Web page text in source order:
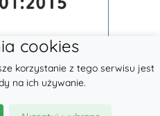
cookies
korzystanie z tego serwisu jest
na ich używanie.